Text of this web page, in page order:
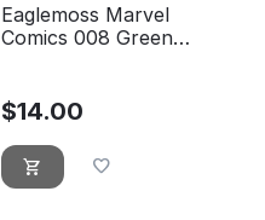
Eaglemoss Marvel
Comics 008 Green
$14.00